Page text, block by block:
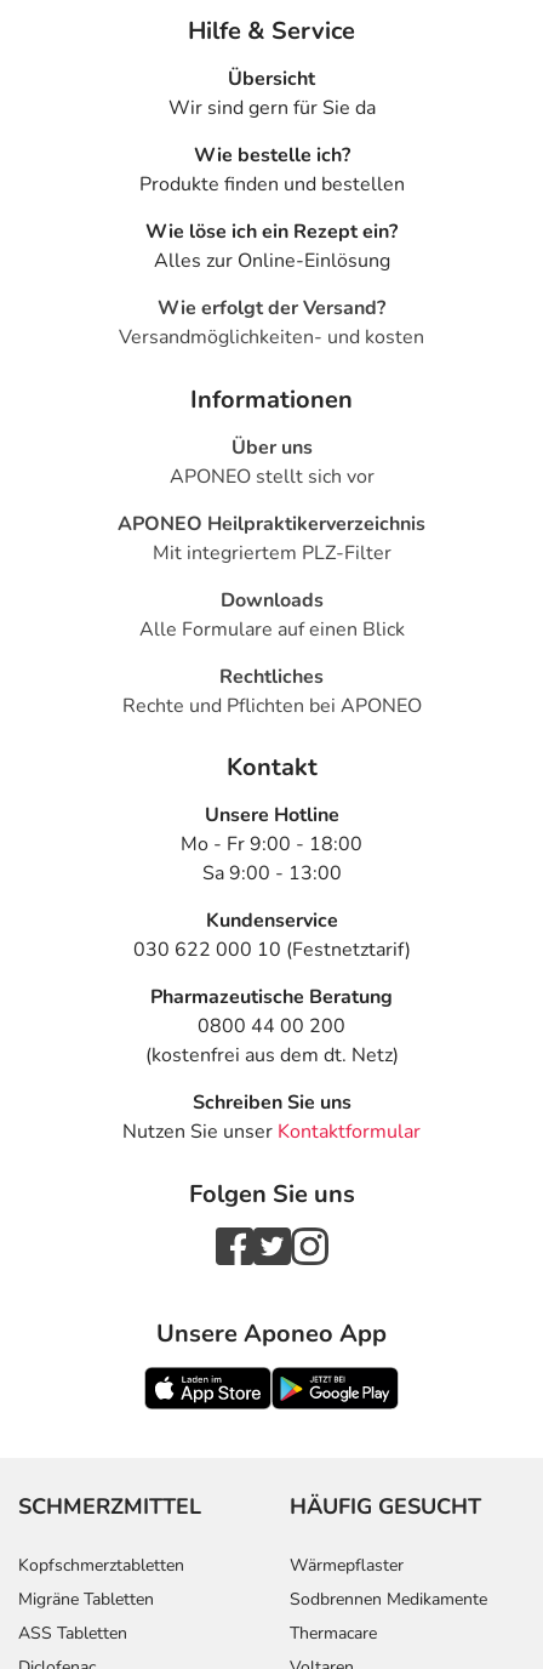
Hilfe & Service
Übersicht
Wir sind gern für Sie da
Wie bestelle ich?
Produkte finden und bestellen
Wie löse ich ein Rezept ein?
Alles zur Online-Einlösung
Wie erfolgt der Versand?
Versandmöglichkeiten- und kosten
Informationen
Über uns
APONEO stellt sich vor
APONEO Heilpraktikerverzeichnis
Mit integriertem PLZ-Filter
Downloads
Alle Formulare auf einen Blick
Rechtliches
Rechte und Pflichten bei APONEO
Kontakt
Unsere Hotline
Mo - Fr 9:00 - 18:00
Sa 9:00 - 13:00
Kundenservice
030 622 000 10 (Festnetztarif)
Pharmazeutische Beratung
0800 44 00 200
(kostenfrei aus dem dt. Netz)
Schreiben Sie uns
Nutzen Sie unser Kontaktformular
Folgen Sie uns
Unsere Aponeo App
SCHMERZMITTEL
Kopfschmerztabletten
Migräne Tabletten
ASS Tabletten
HÄUFIG GESUCHT
Wärmepflaster
Sodbrennen Medikamente
Thermacare